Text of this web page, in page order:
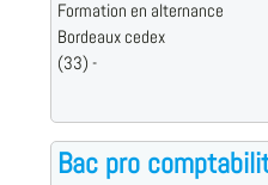
Formation en alternance
Bordeaux cedex
(33) -
Bac pro